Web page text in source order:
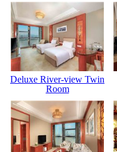
Deluxe River-view Twin
Room